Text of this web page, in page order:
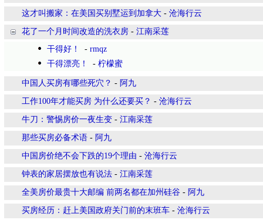
这才叫搬家：在美国买别墅运到加拿大 - 沧海行云
花了一个月时间改造的洗衣房 - 江南采莲
干得好！
- rmqz
干得漂亮！
- 柠檬蜜
中国人买房有哪些死穴？ - 阿九
工作100年才能买房 为什么还要买？ - 沧海行云
牛刀：警惕房价一夜生变 - 江南采莲
那些买房必备术语 - 阿九
中国房价绝不会下跌的19个理由 - 沧海行云
钟表的家居摆放也有说法 - 江南采莲
全美房价最贵十大邮编 前两名都在加州硅谷 - 阿九
买房经历：赶上美国政府关门前的末班车 - 沧海行云